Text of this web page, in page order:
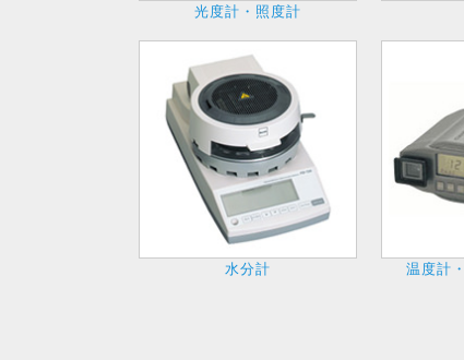
光度計・照度計
水分計 温度計